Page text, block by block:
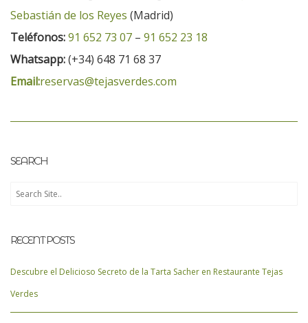
Sebastián de los Reyes (Madrid)
Teléfonos:91 652 73 07 – 91 652 23 18
Whatsapp:(+34) 648 71 68 37
Email:reservas@tejasverdes.com
SEARCH
RECENT POSTS
Descubre el Delicioso Secreto de la Tarta Sacher en Restaurante Tejas
Verdes